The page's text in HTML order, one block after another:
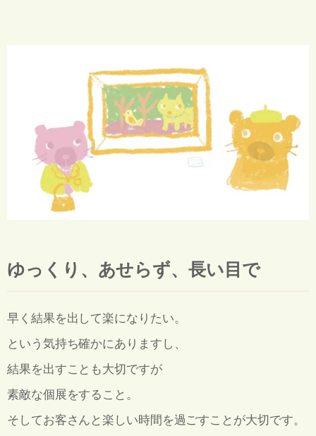
ゆっくり、あせらず、長い目で
早く結果を出して楽になりたい。
という気持ち確かにありますし、
結果を出すことも大切ですが
素敵な個展をすること。
そしてお客さんと楽しい時間を過ごすことが大切です。